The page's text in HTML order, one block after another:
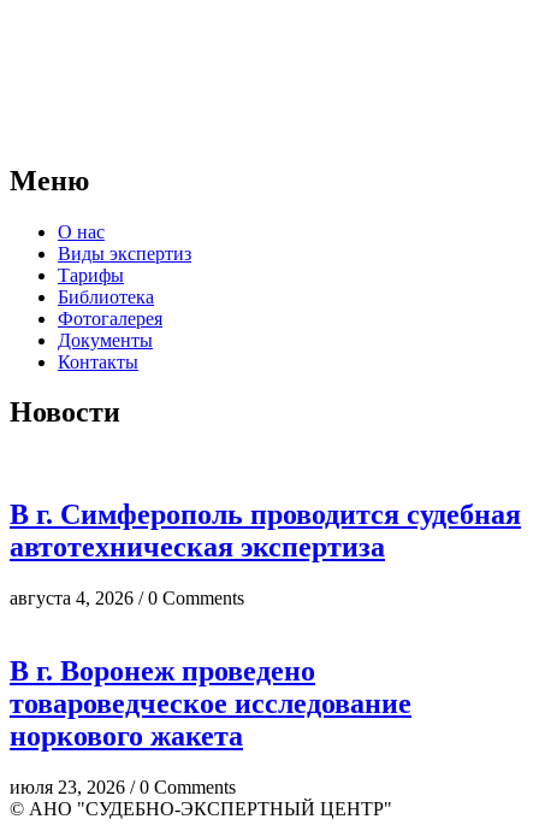
Меню
О нас
Виды экспертиз
Тарифы
Библиотека
Фотогалерея
Документы
Контакты
Новости
В г. Симферополь проводится судебная
автотехническая экспертиза
августа 4, 2026 / 0 Comments
В г. Воронеж проведено
товароведческое исследование
норкового жакета
июля 23, 2026 / 0 Comments
© АНО "СУДЕБНО-ЭКСПЕРТНЫЙ ЦЕНТР"